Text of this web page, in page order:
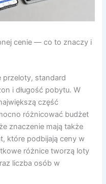
cenie — co to znaczy i
przeloty, standard
i długość pobytu. W
część
różnicować budżet
znaczenie mają także
które podbijają ceny w
różnice tworzą loty
liczba osób w